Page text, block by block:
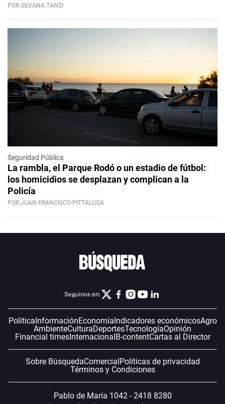
POR SILVANA TANZI
Seguridad Pública
La rambla, el Parque Rodó o un estadio de fútbol:
los homicidios se desplazan y complican a la
Policía
POR JUAN FRANCISCO PITTALUGA
Seguinos en:
PolíticaInformaciónEconomíaIndicadores económicosAgro
AmbienteCulturaDeportesTecnologíaOpinión
Financial timesInternacionalB-contentCartas al Director
Sobre BúsquedaComercialPolíticas de privacidad
Términos y Condiciones
Pablo de María 1042 - 2418 8280